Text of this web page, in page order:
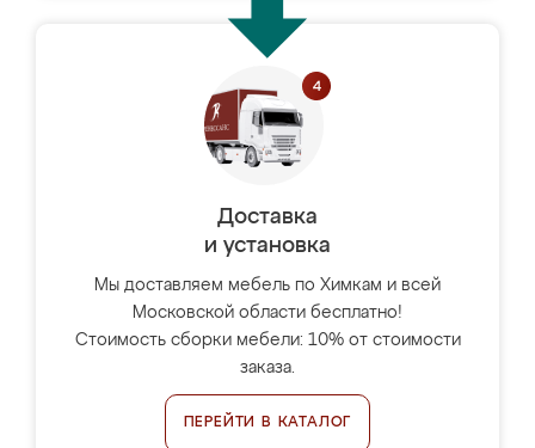
Доставка
и установка
Мы доставляем мебель по Химкам и всей
Московской области бесплатно!
Стоимость сборки мебели: 10% от стоимости
заказа.
ПЕРЕЙТИ В КАТАЛОГ